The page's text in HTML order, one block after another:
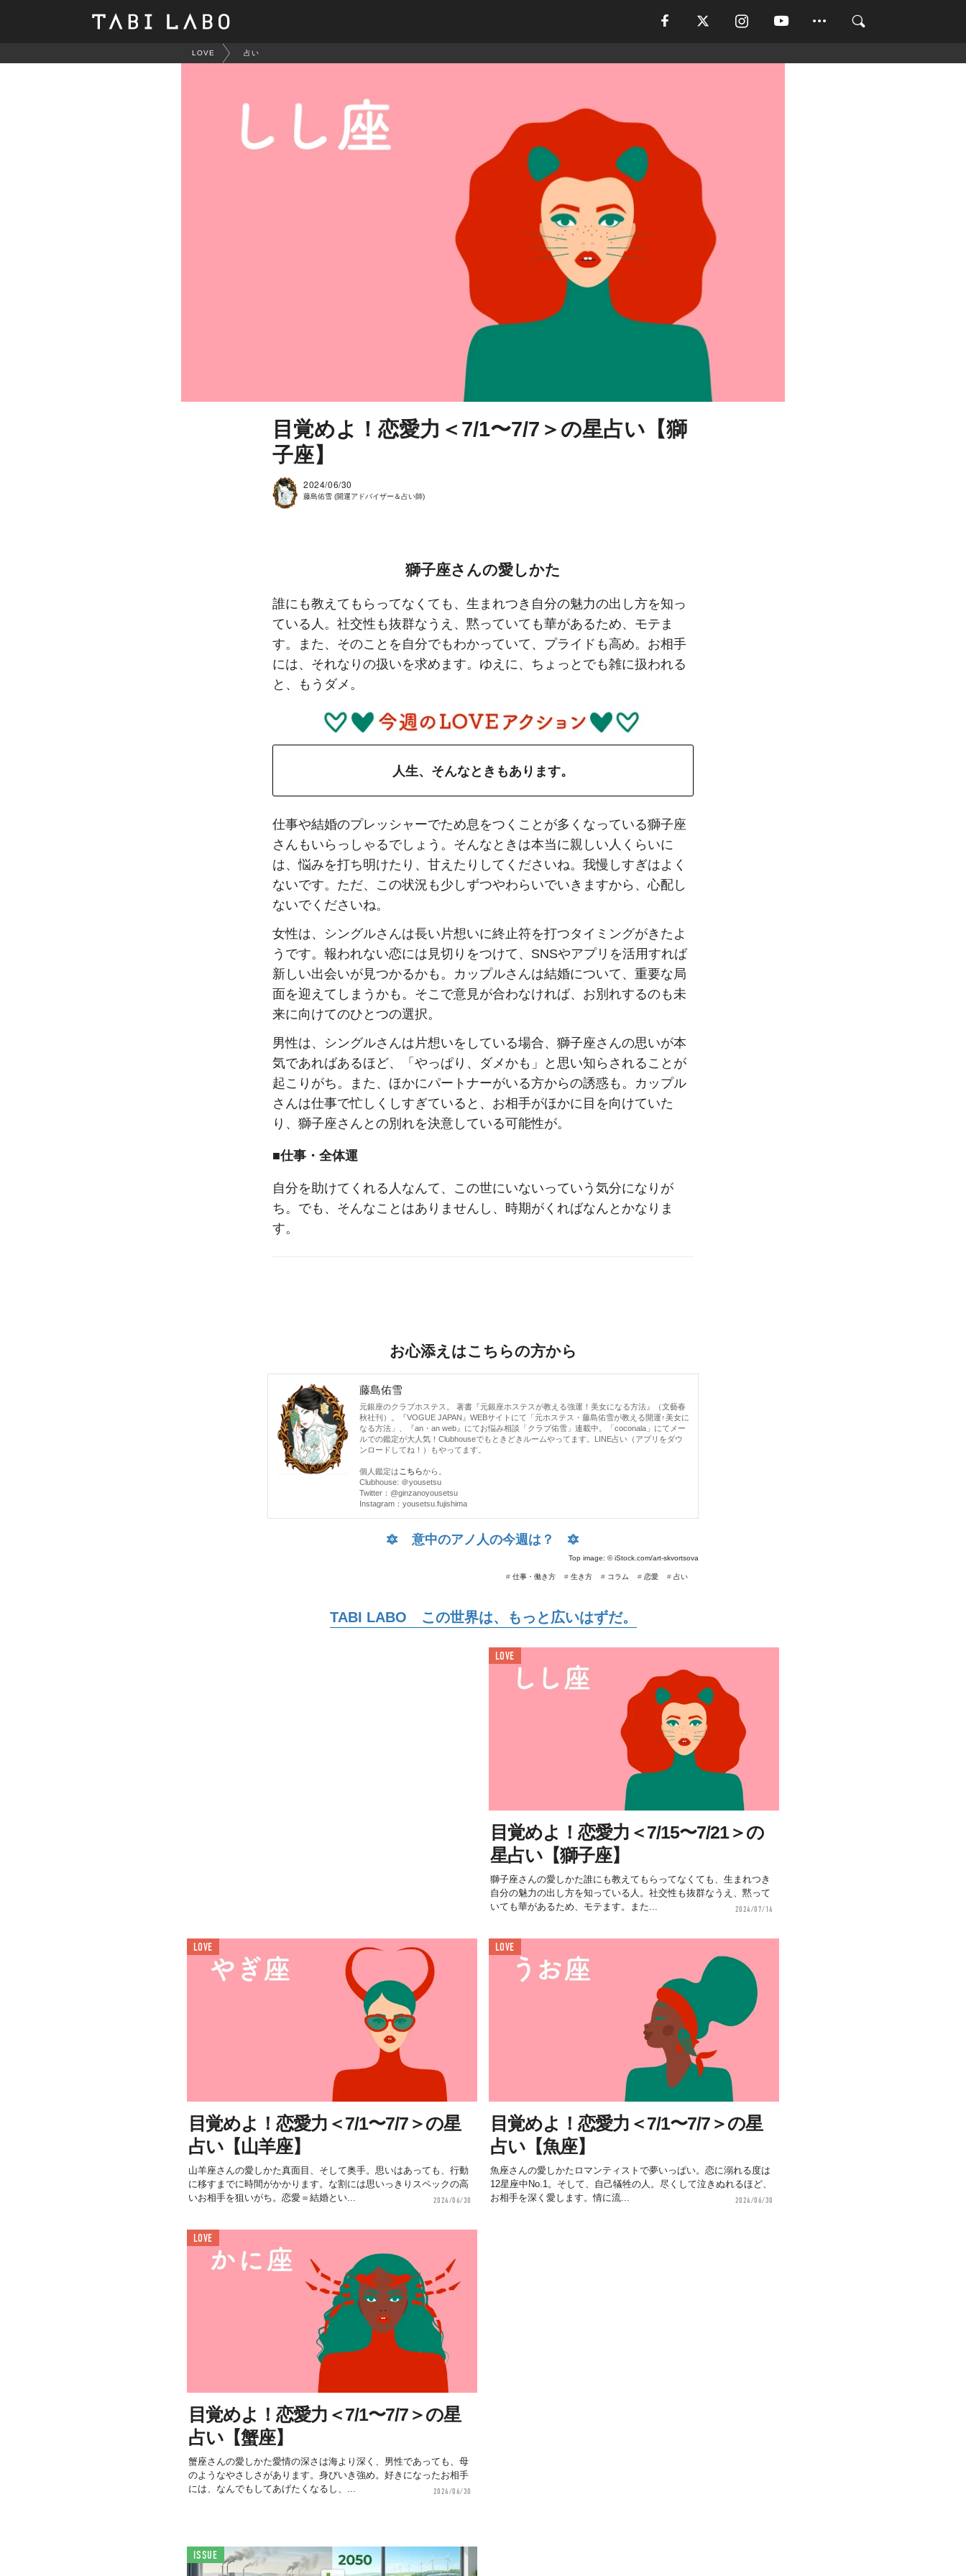
LOVE 占い
目覚めよ！恋愛力＜7/1〜7/7＞の星占い【獅
子座】
2024/06/30
藤島佑雪 (開運アドバイザー＆占い師)
獅子座さんの愛しかた
誰にも教えてもらってなくても、生まれつき自分の魅力の出し方を知っ
ている人。社交性も抜群なうえ、黙っていても華があるため、モテま
す。また、そのことを自分でもわかっていて、プライドも高め。お相手
には、それなりの扱いを求めます。ゆえに、ちょっとでも雑に扱われる
と、もうダメ。
人生、そんなときもあります。
仕事や結婚のプレッシャーでため息をつくことが多くなっている獅子座
さんもいらっしゃるでしょう。そんなときは本当に親しい人くらいに
は、悩みを打ち明けたり、甘えたりしてくださいね。我慢しすぎはよく
ないです。ただ、この状況も少しずつやわらいでいきますから、心配し
ないでくださいね。
女性は、シングルさんは長い片想いに終止符を打つタイミングがきたよ
うです。報われない恋には見切りをつけて、SNSやアプリを活用すれば
新しい出会いが見つかるかも。カップルさんは結婚について、重要な局
面を迎えてしまうかも。そこで意見が合わなければ、お別れするのも未
来に向けてのひとつの選択。
男性は、シングルさんは片想いをしている場合、獅子座さんの思いが本
気であればあるほど、「やっぱり、ダメかも」と思い知らされることが
起こりがち。また、ほかにパートナーがいる方からの誘惑も。カップル
さんは仕事で忙しくしすぎていると、お相手がほかに目を向けていた
り、獅子座さんとの別れを決意している可能性が。
■仕事・全体運
自分を助けてくれる人なんて、この世にいないっていう気分になりが
ち。でも、そんなことはありませんし、時期がくればなんとかなりま
す。
お心添えはこちらの方から
藤島佑雪
元銀座のクラブホステス。 著書『元銀座ホステスが教える強運！美女になる方法』（文藝春
秋社刊）。『VOGUE JAPAN』WEBサイトにて「元ホステス・藤島佑雪が教える開運↑美女に
なる方法」、『an・an web』にてお悩み相談「クラブ佑雪」連載中。「coconala」にてメー
ルでの鑑定が大人気！Clubhouseでもときどきルームやってます。LINE占い（アプリをダウ
ンロードしてね！）もやってます。
個人鑑定はこちらから。
Clubhouse: ＠yousetsu
Twitter： @ginzanoyousetsu
Instagram： yousetsu.fujishima
🔯 意中のアノ人の今週は？ 🔯
Top image: ©iStock.com/art-skvortsova
# 占い
# 恋愛
# コラム
# 生き方
# 仕事・働き方
TABI LABO この世界は、もっと広いはずだ。
LOVE
目覚めよ！恋愛力＜7/15〜7/21＞の
星占い【獅子座】
獅子座さんの愛しかた誰にも教えてもらってなくても、生まれつき
自分の魅力の出し方を知っている人。社交性も抜群なうえ、黙って
いても華があるため、モテます。また...
2024/07/14
LOVE
目覚めよ！恋愛力＜7/1〜7/7＞の星
占い【山羊座】
山羊座さんの愛しかた真面目、そして奥手。思いはあっても、行動
に移すまでに時間がかかります。な割には思いっきりスペックの高
いお相手を狙いがち。恋愛＝結婚とい...
2024/06/30
LOVE
目覚めよ！恋愛力＜7/1〜7/7＞の星
占い【魚座】
魚座さんの愛しかたロマンティストで夢いっぱい。恋に溺れる度は
12星座中No.1。そして、自己犠牲の人。尽くして泣きぬれるほど、
お相手を深く愛します。情に流...
2024/06/30
LOVE
目覚めよ！恋愛力＜7/1〜7/7＞の星
占い【蟹座】
蟹座さんの愛しかた愛情の深さは海より深く、男性であっても、母
のようなやさしさがあります。身びいき強め。好きになったお相手
には、なんでもしてあげたくなるし、...
2024/06/30
ISSUE